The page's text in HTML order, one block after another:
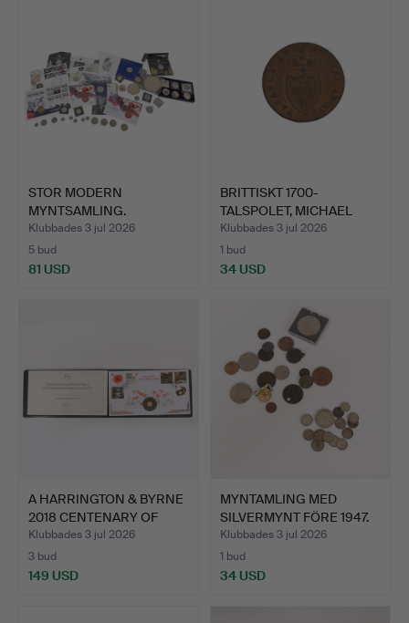
STOR MODERN
MYNTSAMLING.
Klubbades 3 jul 2026
5 bud
81 USD
BRITTISKT 1700-
TALSPOLET, MICHAEL
APSEY, K…
Klubbades 3 jul 2026
1 bud
34 USD
A HARRINGTON & BYRNE
2018 CENTENARY OF
WOR…
Klubbades 3 jul 2026
3 bud
149 USD
MYNTAMLING MED
SILVERMYNT FÖRE 1947.
Klubbades 3 jul 2026
1 bud
34 USD